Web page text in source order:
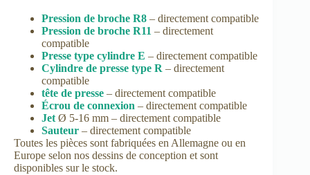
Pression de broche R8 – directement compatible
Pression de broche R11 – directement
compatible
Presse type cylindre E – directement compatible
Cylindre de presse type R – directement
compatible
tête de presse – directement compatible
Écrou de connexion – directement compatible
Jet Ø 5-16 mm – directement compatible
Sauteur – directement compatible
Toutes les pièces sont fabriquées en Allemagne ou en
Europe selon nos dessins de conception et sont
disponibles sur le stock.